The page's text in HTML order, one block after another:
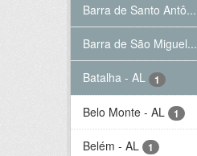
Barra de Santo Antô...
Barra de São Miguel...
Batalha - AL 1
Belo Monte - AL 1
Belém - AL 1